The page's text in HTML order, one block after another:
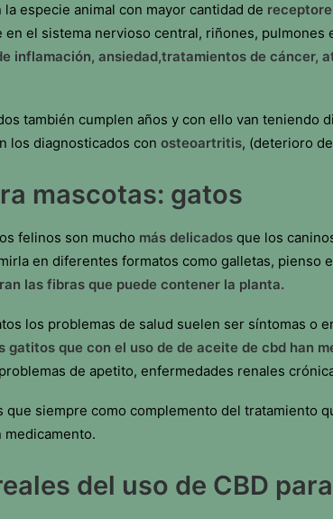
la especie animal con mayor cantidad de
en el sistema nervioso central, riñones, pulmones
inflamación, ansiedad,tratamientos de cáncer,
también cumplen años y con ello van teniendo
los diagnosticados con osteoartritis, (deterioro
mascotas: gatos
felinos son mucho más delicados que los
en diferentes formatos como galletas, pienso
las fibras que puede contener la planta.
los problemas de salud suelen ser síntomas o
gatitos que con el uso de de aceite de cbd han
de apetito, enfermedades renales
que siempre como complemento del tratamiento
del uso de CBD